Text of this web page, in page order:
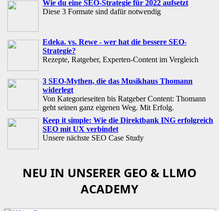
Wie du eine SEO-Strategie für 2022 aufsetzt
Diese 3 Formate sind dafür notwendig
Edeka. vs. Rewe - wer hat die bessere SEO-
Strategie?
Rezepte, Ratgeber, Experten-Content im Vergleich
3 SEO-Mythen, die das Musikhaus Thomann
widerlegt
Von Kategorieseiten bis Ratgeber Content: Thomann
geht seinen ganz eigenen Weg. Mit Erfolg.
Keep it simple: Wie die Direktbank ING erfolgreich
SEO mit UX verbindet
Unsere nächste SEO Case Study
NEU IN UNSERER GEO & LLMO
ACADEMY